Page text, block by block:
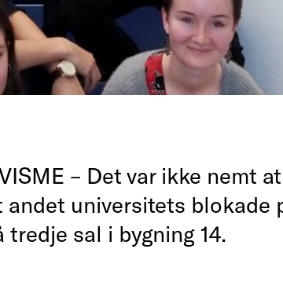
– Det var ikke nemt
universitets blokade
tredje sal i bygning 14.